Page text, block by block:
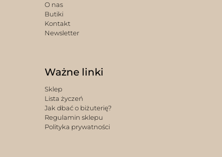
O nas
Butiki
Kontakt
Newsletter
Ważne linki
Sklep
Lista życzeń
Jak dbać o biżuterię?
Regulamin sklepu
Polityka prywatności